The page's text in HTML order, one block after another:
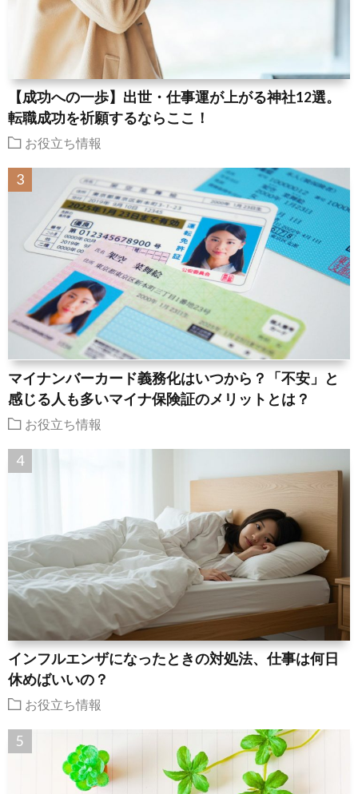
【成功への一歩】出世・仕事運が上がる神社12選。
転職成功を祈願するならここ！
お役立ち情報
マイナンバーカード義務化はいつから？「不安」と
感じる人も多いマイナ保険証のメリットとは？
お役立ち情報
インフルエンザになったときの対処法、仕事は何日
休めばいいの？
お役立ち情報